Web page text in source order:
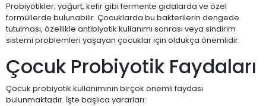
Probiyotikler; yoğurt, kefir gibi fermente gıdalarda ve özel
formüllerde bulunabilir. Çocuklarda bu bakterilerin dengede
tutulması, özellikle antibiyotik kullanımı sonrası veya sindirim
sistemi problemleri yaşayan çocuklar için oldukça önemlidir.
Çocuk Probiyotik Faydaları
Çocuk probiyotik kullanımının birçok önemli faydası
bulunmaktadır. İşte başlıca yararları: